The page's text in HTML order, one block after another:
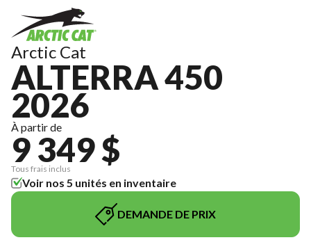
Arctic Cat
ALTERRA 450
2026
À partir de
9 349 $
Tous frais inclus
Voir nos 5 unités en inventaire
DEMANDE DE PRIX